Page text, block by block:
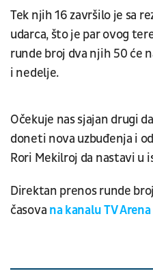
Tek njih 16 završilo je sa
udarca, što je par ovog
runde broj dva njih 50 će
i nedelje.
Očekuje nas sjajan drugi
doneti nova uzbuđenja i
Rori Mekilroj da nastavi u
Direktan prenos runde
časova na kanalu TV